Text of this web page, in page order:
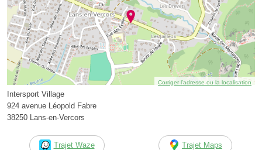
Corriger l’adresse ou la localisation
Intersport Village
924 avenue Léopold Fabre
38250 Lans-en-Vercors
Trajet Waze Trajet Maps